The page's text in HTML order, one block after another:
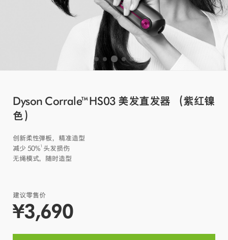
Dyson Corrale™ HS03 美发直发器 （紫红镍
色）
创新柔性弹板，精准造型
减少 50%1 头发损伤
无绳模式，随时造型
建议零售价
¥3,690